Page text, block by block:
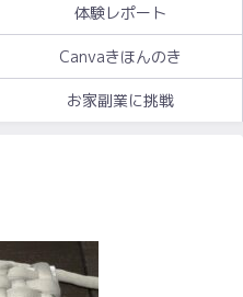
体験レポート
Canvaきほんのき
お家副業に挑戦